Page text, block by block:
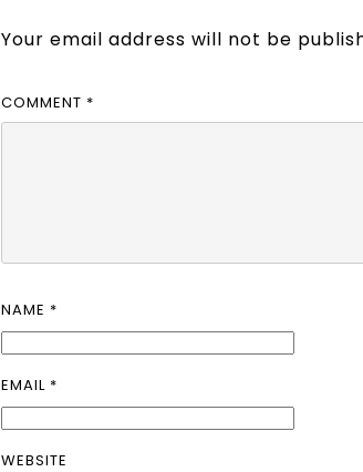
Your email address will not be
COMMENT *
NAME *
EMAIL *
WEBSITE